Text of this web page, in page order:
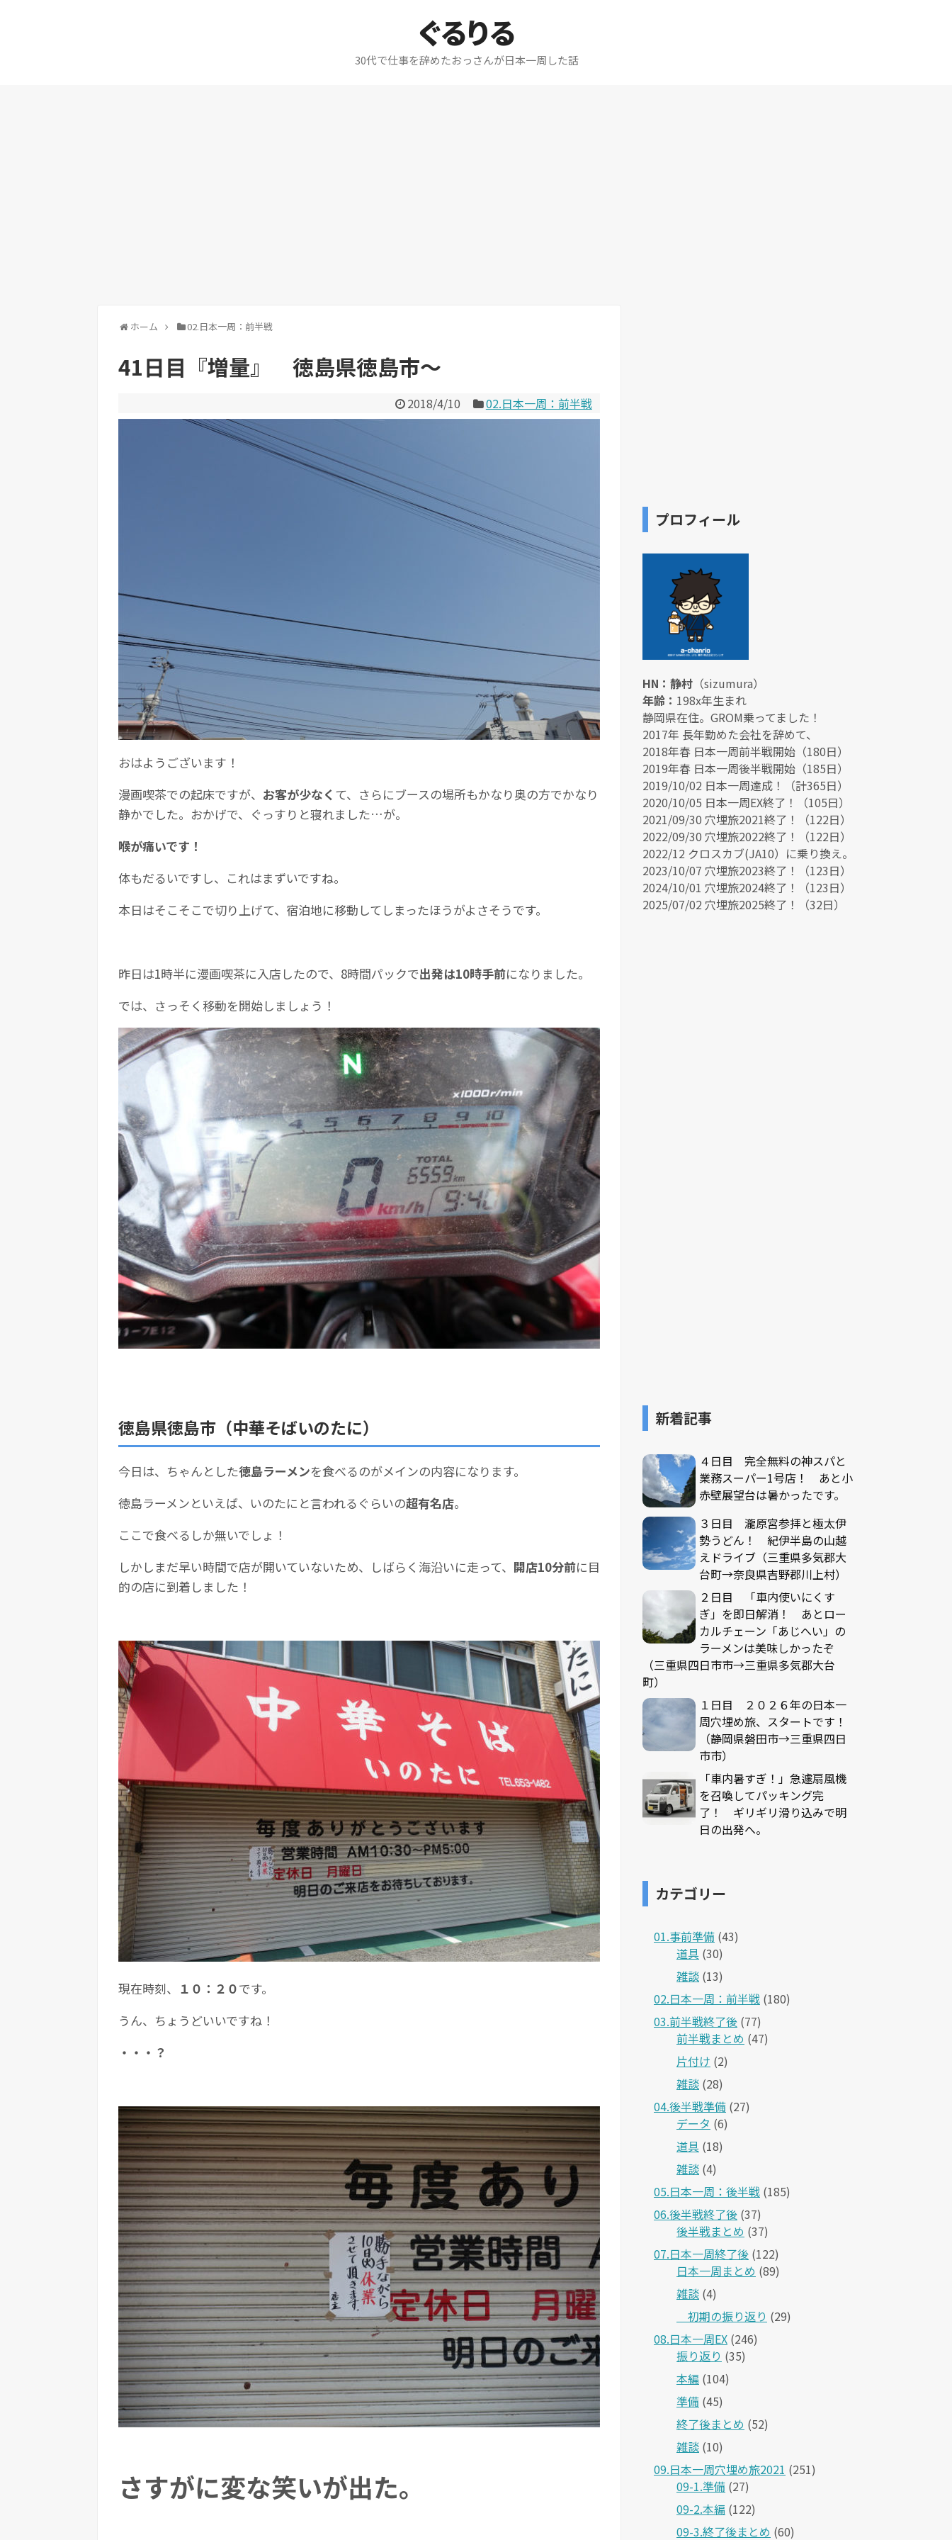
ぐるりる
30代で仕事を辞めたおっさんが日本一周した話
ホーム 02.日本一周：前半戦
41日目『増量』 徳島県徳島市～
2018/4/10 02.日本一周：前半戦
おはようございます！
漫画喫茶での起床ですが、 お客が少なく て、さらにブースの場所もかなり奥の方でかなり
静かでした。おかげで、ぐっすりと寝れました…が。
喉が痛いです！
体もだるいですし、これはまずいですね。
本日はそこそこで切り上げて、宿泊地に移動してしまったほうがよさそうです。
昨日は1時半に漫画喫茶に入店したので、8時間パックで出発は10時手前になりました。
では、さっそく移動を開始しましょう！
徳島県徳島市（中華そばいのたに）
今日は、ちゃんとした徳島ラーメンを食べるのがメインの内容になります。
徳島ラーメンといえば、いのたにと言われるぐらいの超有名店。
ここで食べるしか無いでしょ！
しかしまだ早い時間で店が開いていないため、しばらく海沿いに走って、 開店10分前に目
的の店に到着しました！
現在時刻、 １０：２０です。
うん、ちょうどいいですね！
・・・？
さすがに変な笑いが出た。
プロフィール
HN：静村 （sizumura）
年齢： 198x年生まれ
静岡県在住。GROM乗ってました！
2017年 長年勤めた会社を辞めて、
2018年春 日本一周前半戦開始（180日）
2019年春 日本一周後半戦開始（185日）
2019/10/02 日本一周達成！（計365日）
2020/10/05 日本一周EX終了！（105日）
2021/09/30 穴埋旅2021終了！（122日）
2022/09/30 穴埋旅2022終了！（122日）
2022/12 クロスカブ(JA10）に乗り換え。
2023/10/07 穴埋旅2023終了！（123日）
2024/10/01 穴埋旅2024終了！（123日）
2025/07/02 穴埋旅2025終了！（32日）
新着記事
４日目 完全無料の神スパと
業務スーパー1号店！ あと小
赤壁展望台は暑かったです。
３日目 瀧原宮参拝と極太伊
勢うどん！ 紀伊半島の山越
えドライブ（三重県多気郡大
台町→奈良県吉野郡川上村）
２日目 「車内使いにくす
ぎ」を即日解消！ あとロー
カルチェーン「あじへい」の
ラーメンは美味しかったぞ
（三重県四日市市→三重県多気郡大台
町）
１日目 ２０２６年の日本一
周穴埋め旅、スタートです！
（静岡県磐田市→三重県四日
市市）
「車内暑すぎ！」急遽扇風機
を召喚してパッキング完
了！ ギリギリ滑り込みで明
日の出発へ。
カテゴリー
01.事前準備 (43)
道具 (30)
雑談 (13)
02.日本一周：前半戦 (180)
03.前半戦終了後 (77)
前半戦まとめ (47)
片付け (2)
雑談 (28)
04.後半戦準備 (27)
データ (6)
道具 (18)
雑談 (4)
05.日本一周：後半戦 (185)
06.後半戦終了後 (37)
後半戦まとめ (37)
07.日本一周終了後 (122)
日本一周まとめ (89)
雑談 (4)
＿初期の振り返り (29)
08.日本一周EX (246)
振り返り (35)
本編 (104)
準備 (45)
終了後まとめ (52)
雑談 (10)
09.日本一周穴埋め旅2021 (251)
09-1.準備 (27)
09-2.本編 (122)
09-3.終了後まとめ (60)